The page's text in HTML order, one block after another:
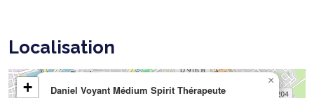
Localisation
Daniel Voyant Médium Spirit Thérapeute
×
+